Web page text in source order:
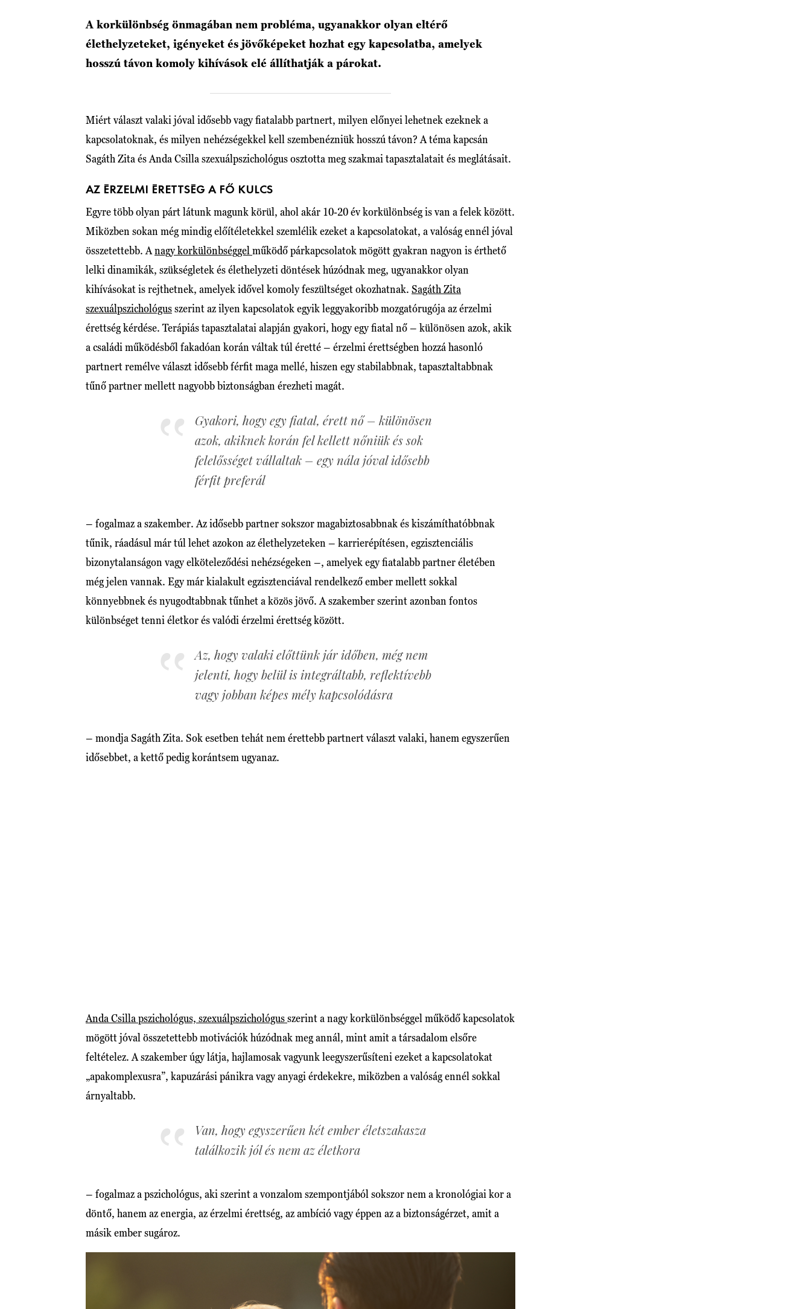
A korkülönbség önmagában nem probléma, ugyanakkor olyan eltérő
élethelyzeteket, igényeket és jövőképeket hozhat egy kapcsolatba, amelyek
hosszú távon komoly kihívások elé állíthatják a párokat.
Miért választ valaki jóval idősebb vagy fiatalabb partnert, milyen előnyei lehetnek ezeknek a
kapcsolatoknak, és milyen nehézségekkel kell szembenézniük hosszú távon? A téma kapcsán
Sagáth Zita és Anda Csilla szexuálpszichológus osztotta meg szakmai tapasztalatait és meglátásait.
AZ ÉRZELMI ÉRETTSÉG A FŐ KULCS
Egyre több olyan párt látunk magunk körül, ahol akár 10-20 év korkülönbség is van a felek között.
Miközben sokan még mindig előítéletekkel szemlélik ezeket a kapcsolatokat, a valóság ennél jóval
összetettebb. Anagy korkülönbséggel működő párkapcsolatok mögött gyakran nagyon is érthető
lelki dinamikák, szükségletek és élethelyzeti döntések húzódnak meg, ugyanakkor olyan
kihívásokat is rejthetnek, amelyek idővel komoly feszültséget okozhatnak. Sagáth Zita
szexuálpszichológusszerint az ilyen kapcsolatok egyik leggyakoribb mozgatórugója az érzelmi
érettség kérdése. Terápiás tapasztalatai alapján gyakori, hogy egy fiatal nő – különösen azok, akik
a családi működésből fakadóan korán váltak túl éretté – érzelmi érettségben hozzá hasonló
partnert remélve választ idősebb férfit maga mellé, hiszen egy stabilabbnak, tapasztaltabbnak
tűnő partner mellett nagyobb biztonságban érezheti magát.
Gyakori, hogy egy fiatal, érett nő – különösen
azok, akiknek korán fel kellett nőniük és sok
felelősséget vállaltak – egy nála jóval idősebb
férfit preferál
– fogalmaz a szakember. Az idősebb partner sokszor magabiztosabbnak és kiszámíthatóbbnak
tűnik, ráadásul már túl lehet azokon az élethelyzeteken – karrierépítésen, egzisztenciális
bizonytalanságon vagy elköteleződési nehézségeken –, amelyek egy fiatalabb partner életében
még jelen vannak. Egy már kialakult egzisztenciával rendelkező ember mellett sokkal
könnyebbnek és nyugodtabbnak tűnhet a közös jövő. A szakember szerint azonban fontos
különbséget tenni életkor és valódi érzelmi érettség között.
Az, hogy valaki előttünk jár időben, még nem
jelenti, hogy belül is integráltabb, reflektívebb
vagy jobban képes mély kapcsolódásra
– mondja Sagáth Zita. Sok esetben tehát nem érettebb partnert választ valaki, hanem egyszerűen
idősebbet, a kettő pedig korántsem ugyanaz.
Anda Csilla pszichológus, szexuálpszichológusszerint a nagy korkülönbséggel működő kapcsolatok
mögött jóval összetettebb motivációk húzódnak meg annál, mint amit a társadalom elsőre
feltételez. A szakember úgy látja, hajlamosak vagyunk leegyszerűsíteni ezeket a kapcsolatokat
„apakomplexusra”, kapuzárási pánikra vagy anyagi érdekekre, miközben a valóság ennél sokkal
árnyaltabb.
Van, hogy egyszerűen két ember életszakasza
találkozik jól és nem az életkora
– fogalmaz a pszichológus, aki szerint a vonzalom szempontjából sokszor nem a kronológiai kor a
döntő, hanem az energia, az érzelmi érettség, az ambíció vagy éppen az a biztonságérzet, amit a
másik ember sugároz.